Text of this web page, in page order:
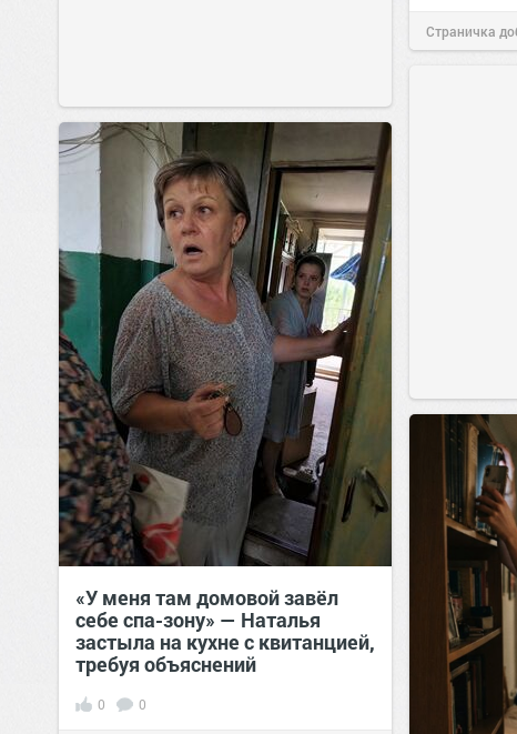
Страничка
«У меня там домовой завёл
себе спа-зону» — Наталья
застыла на кухне с квитанцией,
требуя объяснений
0 0